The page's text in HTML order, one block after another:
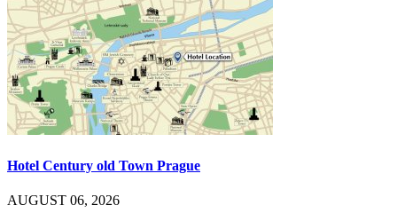
Hotel Century old Town Prague
AUGUST 06, 2026